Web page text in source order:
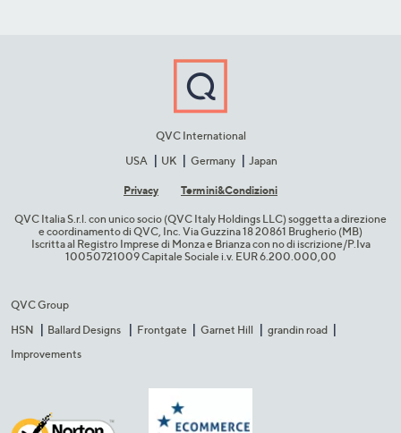
QVC International
USA
UK Germany Japan
Privacy Termini&C​ondizioni
QVC Italia S.r.l. con unico socio (QVC Italy Holdings LLC) soggetta a direzione
e coordinamento di QVC, Inc. Via Guzzina 18 20861 Brugherio (MB)​
Iscritta al Registro Imprese di Monza e Brianza con no di iscrizione/P.Iva
10050721009 Capitale Sociale i.v. EUR 6.200.000,00​
QVC Group
HSN
Ballard Designs Frontgate Garnet Hill
grandin road
Improvements